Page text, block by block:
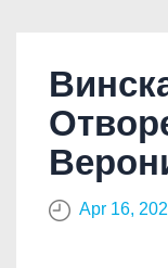
Apr 16,